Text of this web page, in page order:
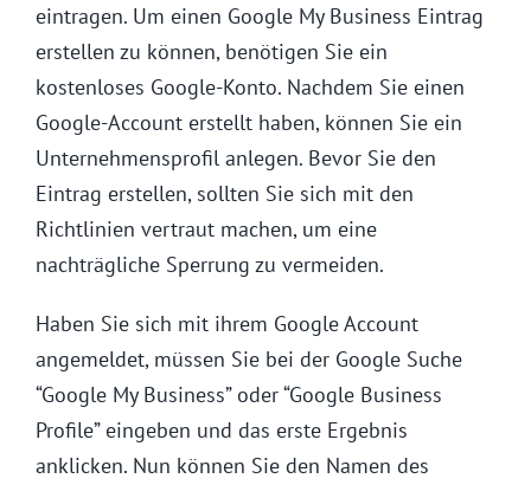
eintragen. Um einen Google My Business Eintrag
erstellen zu können, benötigen Sie ein
kostenloses Google-Konto. Nachdem Sie einen
Google-Account erstellt haben, können Sie ein
Unternehmensprofil anlegen. Bevor Sie den
Eintrag erstellen, sollten Sie sich mit den
Richtlinien vertraut machen, um eine
nachträgliche Sperrung zu vermeiden.
Haben Sie sich mit ihrem Google Account
angemeldet, müssen Sie bei der Google Suche
“Google My Business” oder “Google Business
Profile” eingeben und das erste Ergebnis
anklicken. Nun können Sie den Namen des